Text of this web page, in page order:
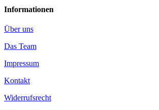
Informationen
Über uns
Das Team
Impressum
Kontakt
Widerrufsrecht